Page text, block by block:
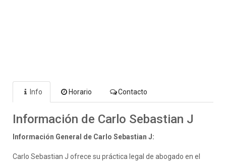
Info Horario Contacto
Información de Carlo Sebastian J
Información General de Carlo Sebastian J:
Carlo Sebastian J ofrece su práctica legal de abogado en el